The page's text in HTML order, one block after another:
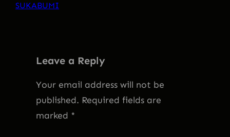
SUKABUMI
Leave a Reply
Your email address will not be
published. Required fields are
marked *